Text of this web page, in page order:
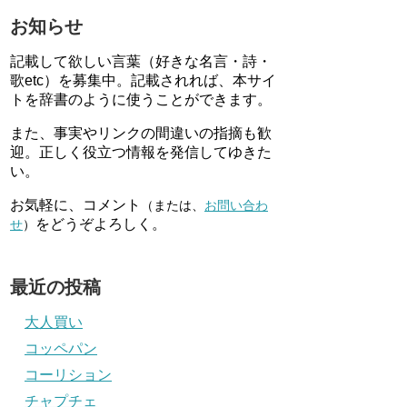
お知らせ
記載して欲しい言葉（好きな名言・詩・
歌etc）を募集中。記載されれば、本サイ
トを辞書のように使うことができます。
また、事実やリンクの間違いの指摘も歓
迎。正しく役立つ情報を発信してゆきた
い。
お気軽に、コメント （または、 お問い合わ
せ） をどうぞよろしく。
最近の投稿
大人買い
コッペパン
コーリション
チャプチェ